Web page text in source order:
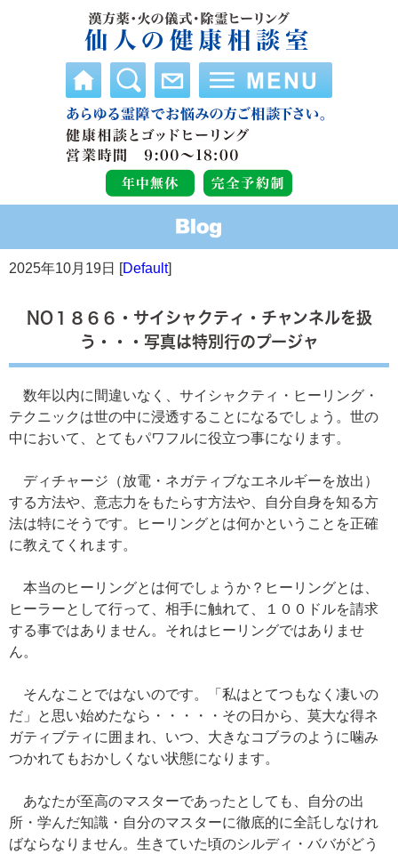
2025年10月19日 [Default]
NO１８６６・サイシャクティ・チャンネルを扱
う・・・写真は特別行のプージャ
数年以内に間違いなく、サイシャクティ・ヒーリング・
テクニックは世の中に浸透することになるでしょう。世の
中において、とてもパワフルに役立つ事になります。
ディチャージ（放電・ネガティブなエネルギーを放出）
する方法や、意志力をもたらす方法や、自分自身を知る方
法は特にそうです。ヒーリングとは何かということを正確
に教えてくれます。
本当のヒーリングとは何でしょうか？ヒーリングとは、
ヒーラーとして行って、相手に触れて、１００ドルを請求
する事ではありません。それはヒーリングではありませ
ん。
そんなことではないのです。「私はとてつもなく凄いの
だ」と思い始めたなら・・・・・その日から、莫大な得ネ
ガティブティに囲まれ、いつ、大きなコブラのように噛み
つかれてもおかしくない状態になります。
あなたが至高のマスターであったとしても、自分の出
所・学んだ知識・自分のマスターに徹底的に全託しなけれ
ばならなりません。生きていた頃のシルディ・ババがどう